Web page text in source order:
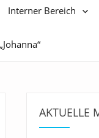
Interner Bereich
AKTUELLE